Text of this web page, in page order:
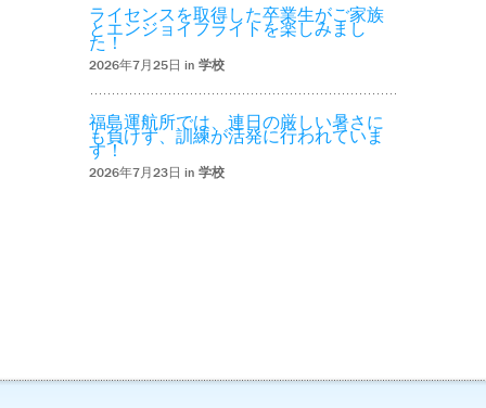
ライセンスを取得した卒業生がご家族
とエンジョイフライトを楽しみまし
た！
2026年7月25日 in 学校
福島運航所では、連日の厳しい暑さに
も負けず、訓練が活発に行われていま
す！
2026年7月23日 in 学校